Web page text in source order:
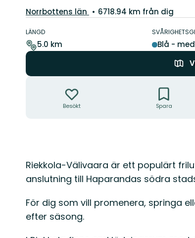
Län:
Norrbottens län 6718.94 km från dig
om
leden
LÄNGD
5.0 km
Blå -
Besökt Spara
Beskrivning
Riekkola-Välivaara är ett populärt
anslutning till Haparandas södra
För dig som vill promenera, springa
efter säsong.